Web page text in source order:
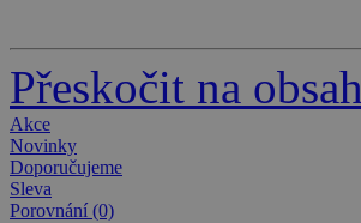
Přeskočit na obsah
Akce
Novinky
Doporučujeme
Sleva
Porovnání (0)